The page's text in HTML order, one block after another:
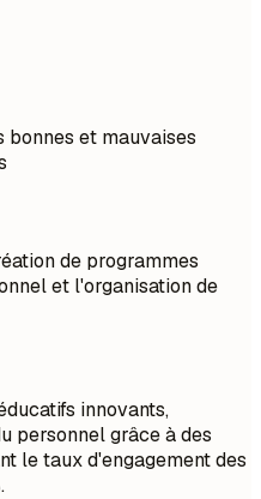
bonnes et mauvaises
de programmes
et l'organisation de
innovants,
personnel grâce à des
le taux d'engagement des